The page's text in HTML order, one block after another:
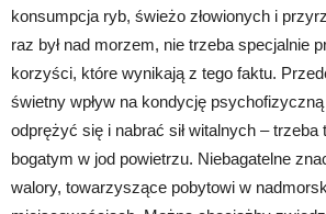
konsumpcja ryb, świeżo złowionych i
raz był nad morzem, nie trzeba specjalnie
korzyści, które wynikają z tego faktu.
świetny wpływ na kondycję
odprężyć się i nabrać sił witalnych – trzeba
bogatym w jod powietrzu. Niebagatelne
walory, towarzyszące pobytowi w